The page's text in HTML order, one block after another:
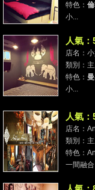
特色：
小...
人氣：
店名：
類別：
特色：
小...
人氣：
店名：
類別：
特色：
一間融